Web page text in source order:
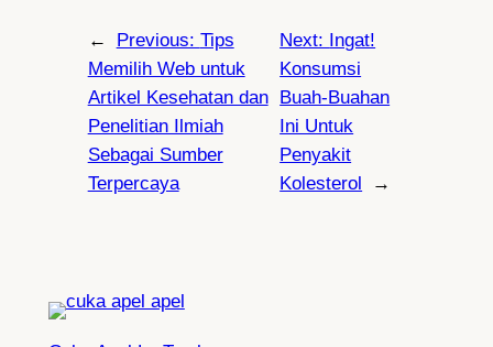
← Previous: Tips
Memilih Web untuk
Artikel Kesehatan dan
Penelitian Ilmiah
Sebagai Sumber
Terpercaya
Next: Ingat!
Konsumsi
Buah-Buahan
Ini Untuk
Penyakit
Kolesterol
→